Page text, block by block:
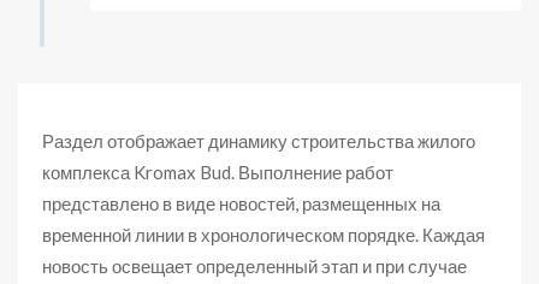
Раздел отображает динамику строительства жилого
комплекса Kromax Bud. Выполнение работ
представлено в виде новостей, размещенных на
временной линии в хронологическом порядке. Каждая
новость освещает определенный этап и при случае